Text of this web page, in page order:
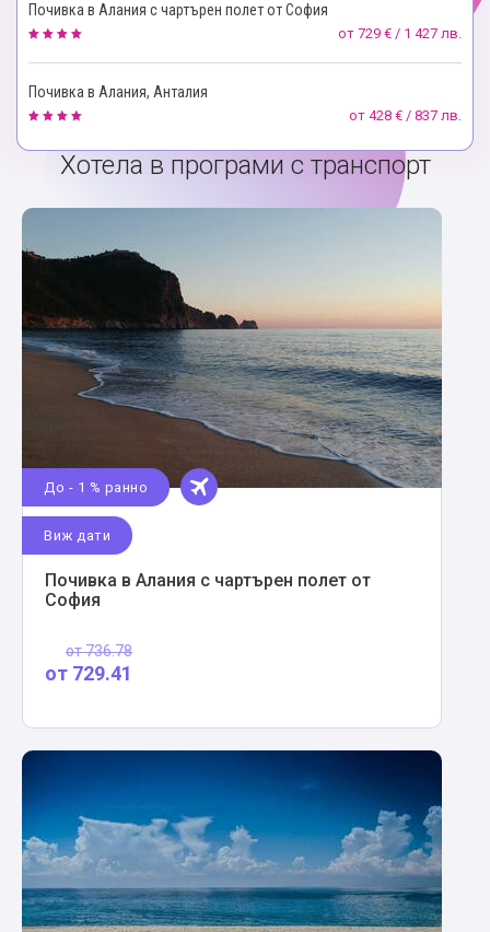
Почивка в Алания с чартърен полет от София
от 729 € / 1 427 лв.
Почивка в Алания, Анталия
от 428 € / 837 лв.
Хотела в програми с транспорт
До - 1 % ранно
Виж дати
Почивка в Алания с чартърен полет от
София
от736.78
от 729.41